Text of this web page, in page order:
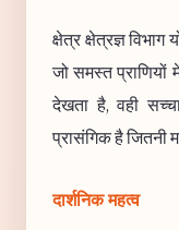
क्षेत्र क्षेत्रज्ञ
जो समस्त प्राणियों
देखता है, वही
प्रासंगिक है जितनी
दार्शनिक महत्व